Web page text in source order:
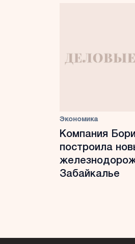
Экономика
Компания
построила
Забайкалье